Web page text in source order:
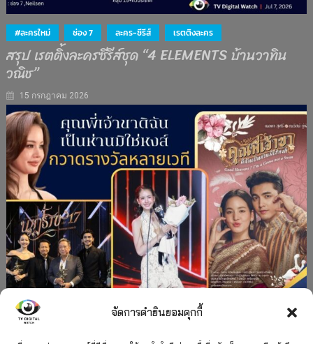
จัดการคำยินยอมคุกกี้
#ละครใหม่ ช่อง 7 ละคร-ซีรีส์ เรตติงละคร
สรุป เรตติ้งละครซีรีส์ชุด “4 ELEMENTS บ้านวาทิน
วณิช”
15 กรกฎาคม 2026